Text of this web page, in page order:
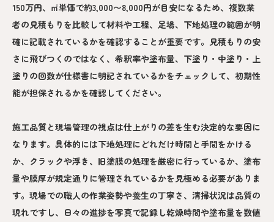
150万円、㎡単価で約3,000〜8,000円が目安になるため、複数業
者の見積もりを比較して材料や工程、足場、下地処理の範囲が明
確に記載されているかを確認することが重要です。見積もりの安
さに飛びつくのではなく、希釈率や塗布量、下塗り・中塗り・上
塗りの回数が仕様書に明記されているかをチェックして、初期性
能が担保されるかを確認してください。
施工品質と現場管理の視点は仕上がりの差を生む決定的な要因に
なります。具体的には下地処理にどれだけ時間と手間をかける
か、クラックや浮き、旧塗膜の処理を厳密に行っているか、塗布
量や膜厚が規定通りに管理されているかを見極める必要がありま
す。現場での職人の作業姿勢や養生の丁寧さ、清掃状況は品質の
現れですし、日々の進捗を写真で記録し乾燥時間や塗布量を数値